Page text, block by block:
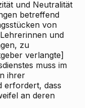
und Neutralität
betreffend
von
und
zu
verlangte]
muss im
ihrer
erfordert, dass
an deren